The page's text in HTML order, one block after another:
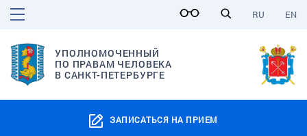
EN
RU
УПОЛНОМОЧЕННЫЙ
ПО ПРАВАМ ЧЕЛОВЕКА
В САНКТ-ПЕТЕРБУРГЕ
ЗАПИСАТЬСЯ НА ПРИЕМ